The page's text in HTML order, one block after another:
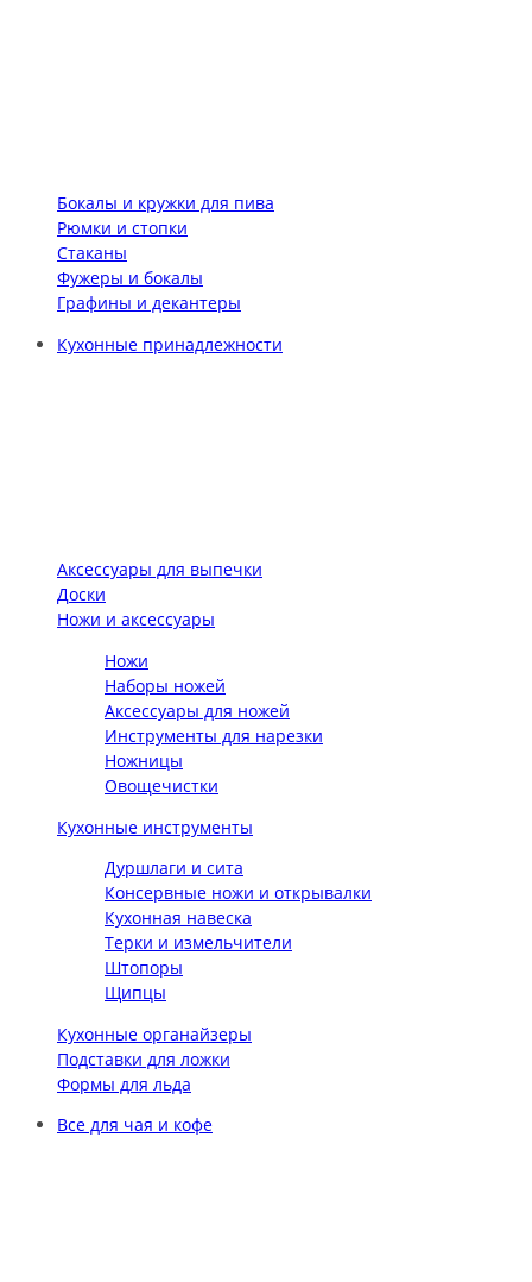
Бокалы и кружки для пива
Рюмки и стопки
Стаканы
Фужеры и бокалы
Графины и декантеры
Кухонные принадлежности
Аксессуары для выпечки
Доски
Ножи и аксессуары
Ножи
Наборы ножей
Аксессуары для ножей
Инструменты для нарезки
Ножницы
Овощечистки
Кухонные инструменты
Дуршлаги и сита
Консервные ножи и открывалки
Кухонная навеска
Терки и измельчители
Штопоры
Щипцы
Кухонные органайзеры
Подставки для ложки
Формы для льда
Все для чая и кофе